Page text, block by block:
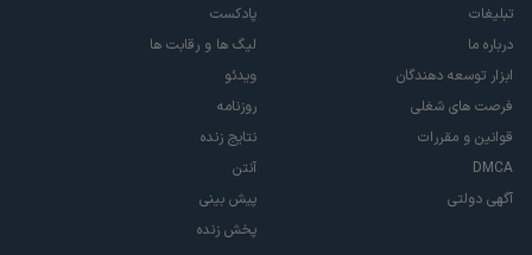
تبلیغات
درباره ما
ابزار توسعه دهندگان
فرصت های شغلی
قوانین و مقررات
DMCA
آگهی دولتی
پادکست
لیگ ها و رقابت ها
ویدئو
روزنامه
نتایج زنده
آنتن
پیش بینی
پخش زنده